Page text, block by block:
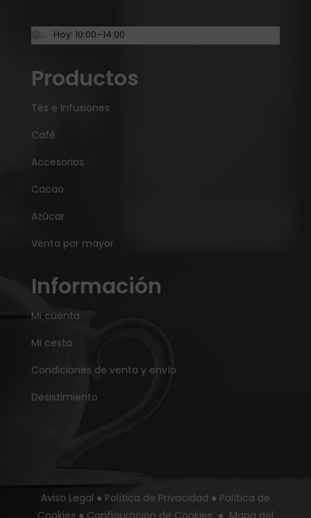
… · Hoy: 10:00–14:00
Productos
Tés e Infusiones
Café
Accesorios
Cacao
Azúcar
Venta por mayor
Información
Mi cuenta
Mi cesta
Condiciones de venta y envío
Desistimiento
Aviso Legal ● Política de Privacidad ● Política de
Cookies ● Configuración de Cookies ● Mapa del